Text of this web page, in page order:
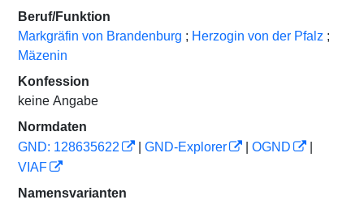
Beruf/Funktion
Markgräfin von Brandenburg ; Herzogin von der Pfalz ;
Mäzenin
Konfession
keine Angabe
Normdaten
GND: 128635622
GND-Explorer OGND
VIAF
Namensvarianten